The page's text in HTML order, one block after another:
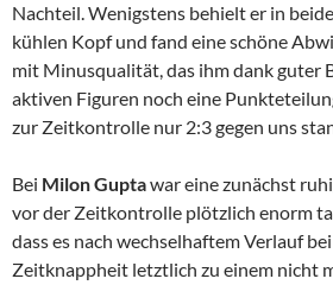
Nachteil. Wenigstens behielt er in
kühlen Kopf und fand eine schöne
mit Minusqualität, das ihm dank guter
aktiven Figuren noch eine
zur Zeitkontrolle nur 2:3 gegen uns
Bei Milon Guptawar eine zunächst
vor der Zeitkontrolle plötzlich enorm
dass es nach wechselhaftem Verlauf
Zeitknappheit letztlich zu einem nicht